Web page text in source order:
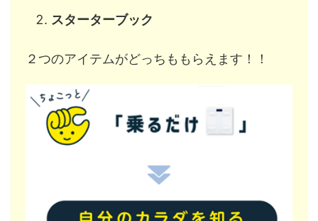
スターターブック
２つのアイテムがどっちももらえます！！